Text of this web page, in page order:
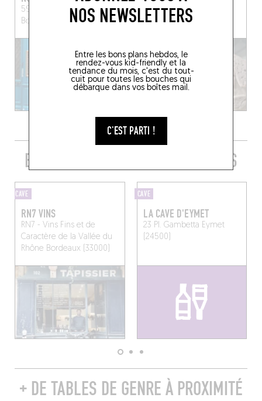
NOS NEWSLETTERS
Entre les bons plans hebdos, le
rendez-vous kid-friendly et la
tendance du mois, c'est du tout-
cuit pour toutes les bouches qui
débarque dans vos boîtes mail.
C'EST PARTI !
59 Rue des Remparts
Bordeaux (33000)
11 Rue Duffour Dubergier
Bordeaux (33000)
EMBARQUER SA QUILLE TOUT PRÈS
CAVE
RN7 VINS
RN7 - Vins Fins et de
Caractère de la Vallée du
Rhône Bordeaux (33000)
CAVE
LA CAVE D'EYMET
23 Pl. Gambetta Eymet
(24500)
+ DE TABLES DE GENRE À PROXIMITÉ